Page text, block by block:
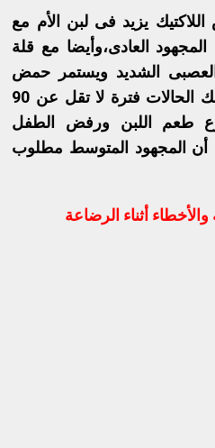
يزيد فى لبن الأم مع
العادى،وأيضا مع قلة
الشديد ويستمر حمض
اللاكتيك فى لبن الأم فى تلك الحالات فترة لا تقل عن 90
طعم اللبن ورفض الطفل
أن المجهود المتوسط مطلوب
أثناء الرضاعة